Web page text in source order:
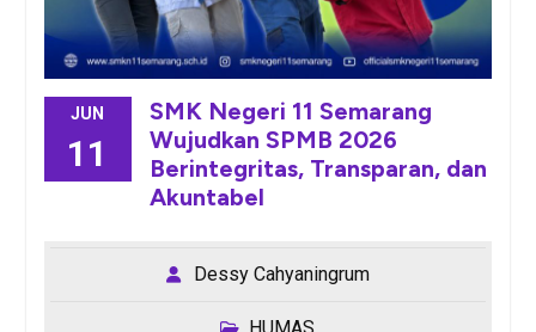
JUN
11
SMK Negeri 11 Semarang
Wujudkan SPMB 2026
Berintegritas, Transparan, dan
Akuntabel
Dessy Cahyaningrum